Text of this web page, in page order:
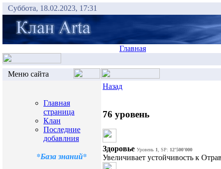
Суббота, 18.02.2023, 17:31
Главная
Меню сайта
Главная
страница
Клан
Последние
добавлния
*База знаний*
Назад
76 уровень
Здоровье Уровень 1, SP: 12'500'000
Увеличивает устойчивость к